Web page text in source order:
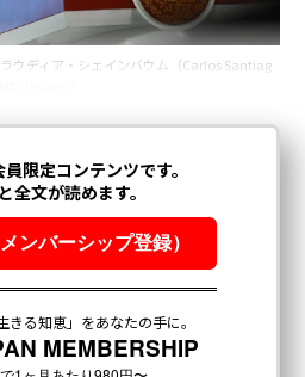
ウディア・シェインバウム（Carlos Santiag